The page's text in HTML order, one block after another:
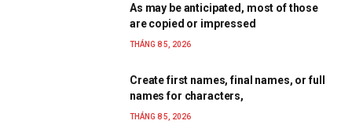
As may be anticipated, most of those
are copied or impressed
THÁNG 8 5, 2026
Create first names, final names, or full
names for characters,
THÁNG 8 5, 2026